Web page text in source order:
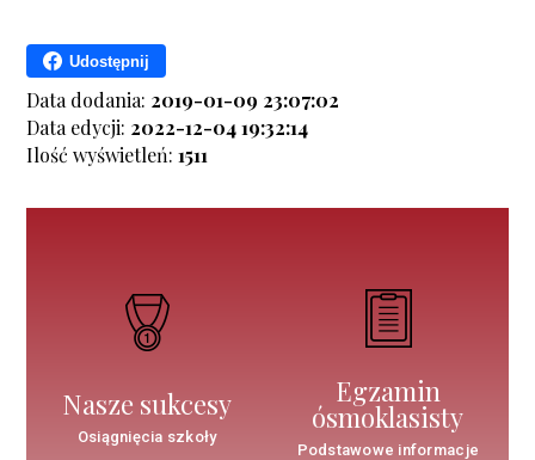
Udostępnij
Data dodania: 2019-01-09 23:07:02
Data edycji: 2022-12-04 19:32:14
Ilość wyświetleń:1511
Nasze sukcesy
Osiągnięcia szkoły
Egzamin
ósmoklasisty
Podstawowe informacje